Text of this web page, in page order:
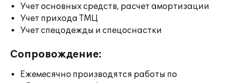
Учет основных средств, расчет амортизации
Учет прихода ТМЦ
Учет спецодежды и спецоснастки
Сопровождение:
Ежемесячно производятся работы по